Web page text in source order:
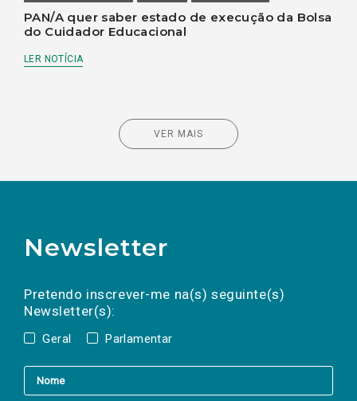
PAN/A quer saber estado de execução da Bolsa
do Cuidador Educacional
LER NOTÍCIA
VER MAIS
Newsletter
Pretendo inscrever-me na(s) seguinte(s)
Newsletter(s):
Geral Parlamentar
a(s) newsletter(s).
mail